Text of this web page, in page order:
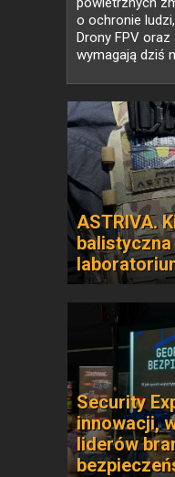
o ochronie
Drony FPV
wymagają dziś
ASTRIVA.
Security
innowacji,
liderów